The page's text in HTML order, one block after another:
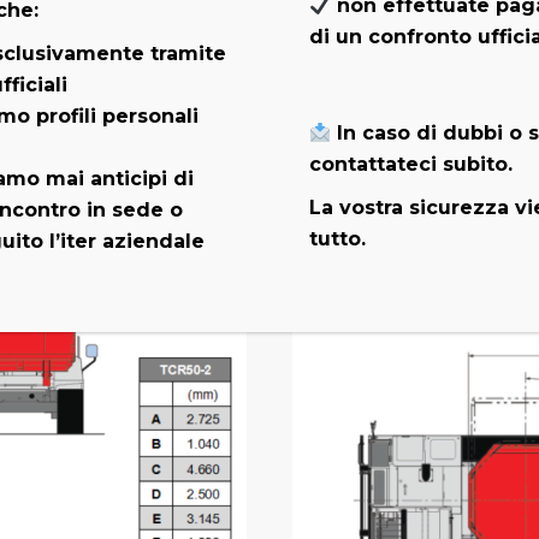
e grazie al suo motore Stage V davvero potente, è
Il TCR-50.2 Takeuchi® è stato appositamente
il nuovo dumper ha infatti una
del terreno.
applicazioni che richiedono bassa pressione al
Infine, la sua struttura è interamente realizzata in
tramite
profili personali
mai anticipi di
in sede o
l’iter aziendale
non effettuate
di un confronto
In caso di dubbi o
contattateci subito.
La vostra sicurezza
tutto.